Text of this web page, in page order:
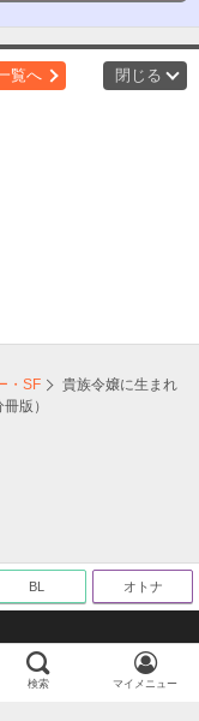
覧へ 閉じる
・SF
貴族令嬢に生まれ
版）
BL オトナ
検索 マイメニュー